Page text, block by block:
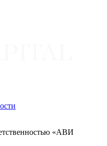
«АВИ